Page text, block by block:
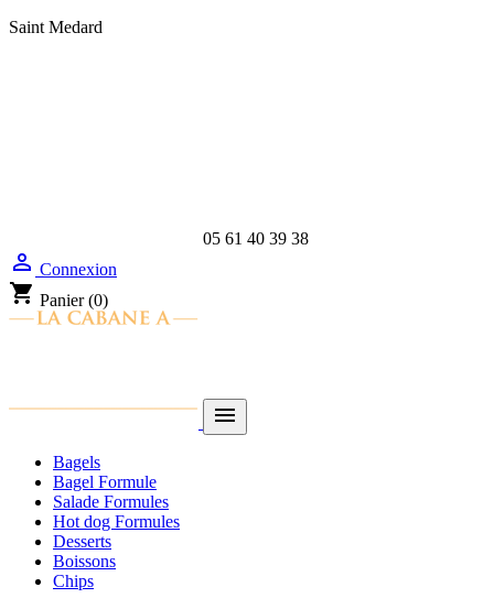
Saint Medard
05 61 40 39 38
 Connexion
shopping_cart Panier (0)

Bagels
Bagel Formule
Salade Formules
Hot dog Formules
Desserts
Boissons
Chips